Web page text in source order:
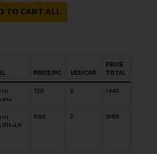
TO CART ALL
PRICE/PC USE/CAR
PRICE
TOTAL
ก
าง
720 2 1440
ก
LH
600 2 1200